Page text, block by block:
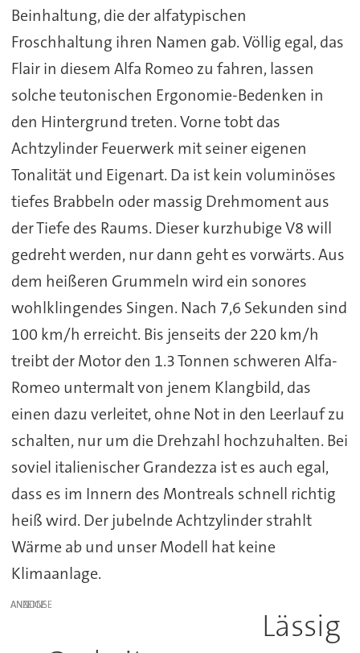
Beinhaltung, die der alfatypischen
Froschhaltung ihren Namen gab. Völlig egal, das
Flair in diesem Alfa Romeo zu fahren, lassen
solche teutonischen Ergonomie-Bedenken in
den Hintergrund treten. Vorne tobt das
Achtzylinder Feuerwerk mit seiner eigenen
Tonalität und Eigenart. Da ist kein voluminöses
tiefes Brabbeln oder massig Drehmoment aus
der Tiefe des Raums. Dieser kurzhubige V8 will
gedreht werden, nur dann geht es vorwärts. Aus
dem heißeren Grummeln wird ein sonores
wohlklingendes Singen. Nach 7,6 Sekunden sind
100 km/h erreicht. Bis jenseits der 220 km/h
treibt der Motor den 1.3 Tonnen schweren Alfa-
Romeo untermalt von jenem Klangbild, das
einen dazu verleitet, ohne Not in den Leerlauf zu
schalten, nur um die Drehzahl hochzuhalten. Bei
soviel italienischer Grandezza ist es auch egal,
dass es im Innern des Montreals schnell richtig
heiß wird. Der jubelnde Achtzylinder strahlt
Wärme ab und unser Modell hat keine
Klimaanlage.
ANZEIGE
Lässig